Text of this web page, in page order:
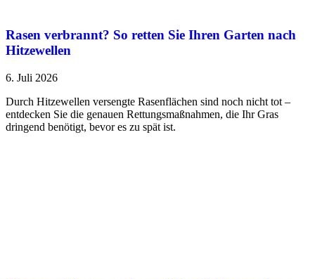
Rasen verbrannt? So retten Sie Ihren Garten nach
Hitzewellen
6. Juli 2026
Durch Hitzewellen versengte Rasenflächen sind noch nicht tot –
entdecken Sie die genauen Rettungsmaßnahmen, die Ihr Gras
dringend benötigt, bevor es zu spät ist.